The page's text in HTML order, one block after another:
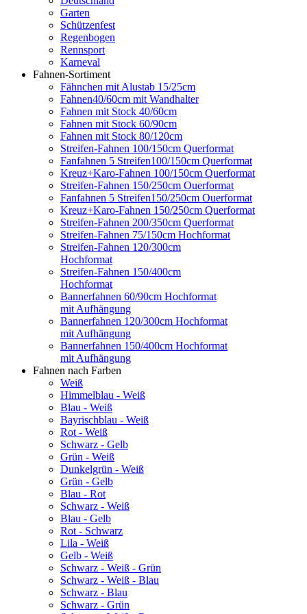
Garten
Schützenfest
Regenbogen
Rennsport
Karneval
Fahnen-Sortiment
Fähnchen mit Alustab 15/25cm
Fahnen40/60cm mit Wandhalter
Fahnen mit Stock 40/60cm
Fahnen mit Stock 60/90cm
Fahnen mit Stock 80/120cm
Streifen-Fahnen 100/150cm Querformat
Fanfahnen 5 Streifen100/150cm Querformat
Kreuz+Karo-Fahnen 100/150cm Querformat
Streifen-Fahnen 150/250cm Ouerformat
Fanfahnen 5 Streifen150/250cm Ouerformat
Kreuz+Karo-Fahnen 150/250cm Querformat
Streifen-Fahnen 200/350cm Querformat
Streifen-Fahnen 75/150cm Hochformat
Streifen-Fahnen 120/300cm
Hochformat
Streifen-Fahnen 150/400cm
Hochformat
Bannerfahnen 60/90cm Hochformat
mit Aufhängung
Bannerfahnen 120/300cm Hochformat
mit Aufhängung
Bannerfahnen 150/400cm Hochformat
mit Aufhängung
Fahnen nach Farben
Weiß
Himmelblau - Weiß
Blau - Weiß
Bayrischblau - Weiß
Rot - Weiß
Schwarz - Gelb
Grün - Weiß
Dunkelgrün - Weiß
Grün - Gelb
Blau - Rot
Schwarz - Weiß
Blau - Gelb
Rot - Schwarz
Lila - Weiß
Gelb - Weiß
Schwarz - Weiß - Grün
Schwarz - Weiß - Blau
Schwarz - Blau
Schwarz - Grün